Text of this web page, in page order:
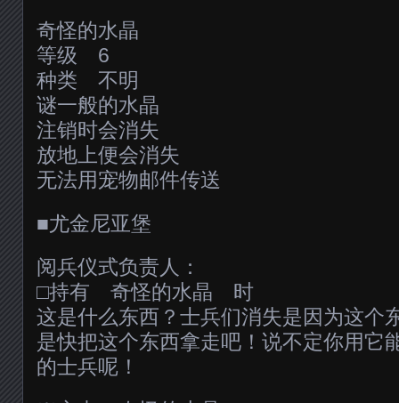
奇怪的水晶
等级 6
种类 不明
谜一般的水晶
注销时会消失
放地上便会消失
无法用宠物邮件传送
■尤金尼亚堡
阅兵仪式负责人：
□持有 奇怪的水晶 时
这是什么东西？士兵们消失是因为这个
是快把这个东西拿走吧！说不定你用它
的士兵呢！